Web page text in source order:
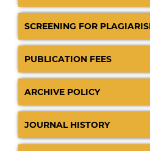
SCREENING FOR
PUBLICATION FEES
ARCHIVE POLICY
JOURNAL HISTORY